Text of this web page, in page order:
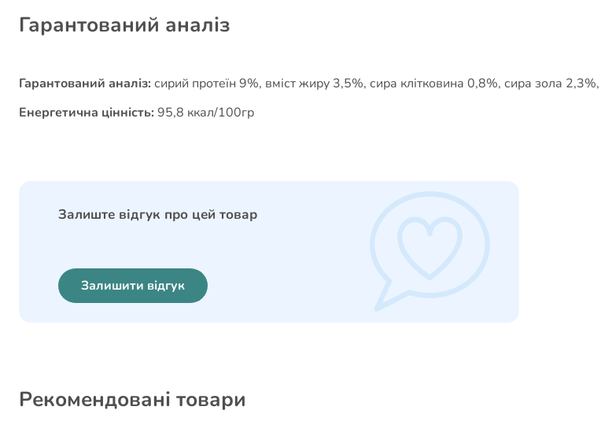
Гарантований аналіз
Гарантований аналіз: сирий протеїн 9%, вміст жиру 3,5%, сира клітковина 0,8%, сира зола
Енергетична цінність: 95,8 ккал/100гр
Залиште відгук про цей товар
Залишити відгук
Рекомендовані товари